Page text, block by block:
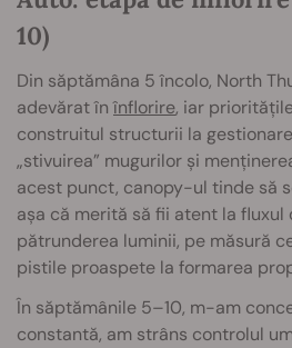
10)
Din săptămâna 5 încolo, North
adevărat înînflorire, iar
construitul structurii la
„stivuirea” mugurilor și
acest punct, canopy-ul tinde să
așa că merită să fii atent la fluxul
pătrunderea luminii, pe măsură
pistile proaspete la formarea
În săptămânile 5–10, m-am
constantă, am strâns controlul